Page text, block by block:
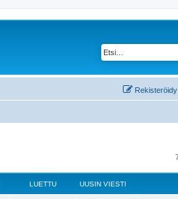
Rekisteröidy
LUETTU UUSIN VIESTI